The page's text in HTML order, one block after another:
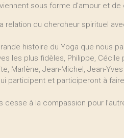
sous forme d’amour et
relation du chercheur spirituel
histoire du Yoga que nous
les plus fidèles, Philippe, Cécile
Marlène, Jean-Michel, Jean-
participent et participeront à
à la compassion pour